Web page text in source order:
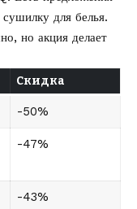
для белья.
но акция делает
Скидка
-50%
-47%
-43%